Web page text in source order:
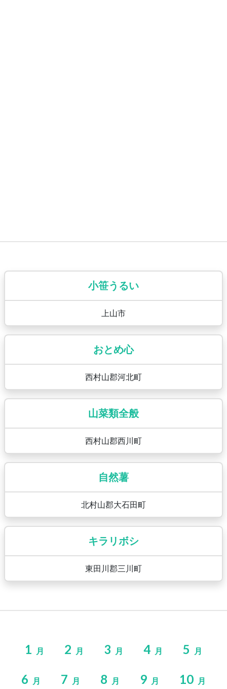
小笹うるい
上山市
おとめ心
西村山郡河北町
山菜類全般
西村山郡西川町
自然薯
北村山郡大石田町
キラリボシ
東田川郡三川町
1 月 2 月 3 月 4 月 5 月
6 月 7 月 8 月 9 月 10 月